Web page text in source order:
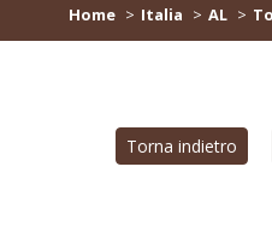
Home Italia AL
Torna indietro